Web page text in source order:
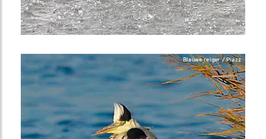
Blauwe reiger / Piazz